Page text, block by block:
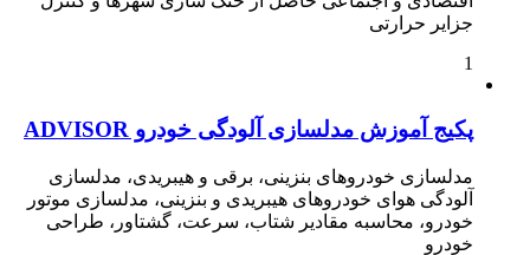
جزایر حرارتی
1
پکیج آموزش مدلسازی آلودگی خودرو ADVISOR
مدلسازی خودروهای بنزینی، برقی و هیبریدی، مدلسازی
آلودگی هوای خودروهای هیبریدی و بنزینی، مدلسازی موتور
خودرو، محاسبه مقادیر شتاب، سرعت، گشتاور، طراحی
خودرو